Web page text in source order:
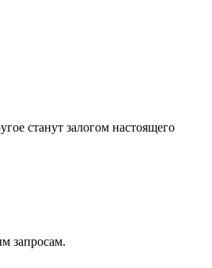
станут залогом настоящего
запросам.